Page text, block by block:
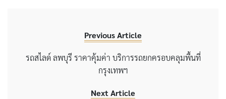
Previous Article
รถสไลด์ ลพบุรี ราคาคุ้มค่า บริการรถยกครอบคลุมพื้นที่
กรุงเทพฯ
Next Article